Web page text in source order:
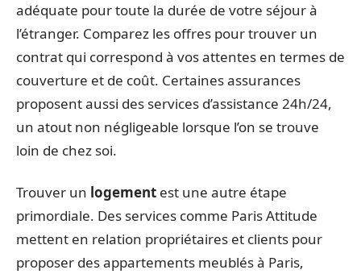
adéquate pour toute la durée de votre séjour à
l’étranger. Comparez les offres pour trouver un
contrat qui correspond à vos attentes en termes de
couverture et de coût. Certaines assurances
proposent aussi des services d’assistance 24h/24,
un atout non négligeable lorsque l’on se trouve
loin de chez soi.
Trouver un logement est une autre étape
primordiale. Des services comme Paris Attitude
mettent en relation propriétaires et clients pour
proposer des appartements meublés à Paris,